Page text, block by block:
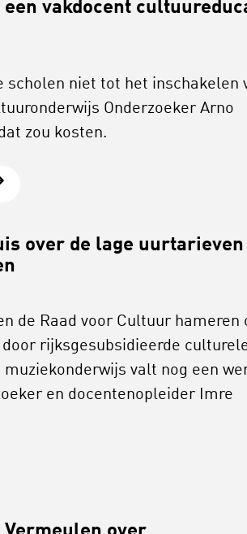
een vakdocent
scholen niet tot het inschakelen
Onderzoeker Arno
zou kosten.
over de lage uurtarieven
de Raad voor Cultuur hameren
rijksgesubsidieerde
valt nog een
en docentenopleider Imre